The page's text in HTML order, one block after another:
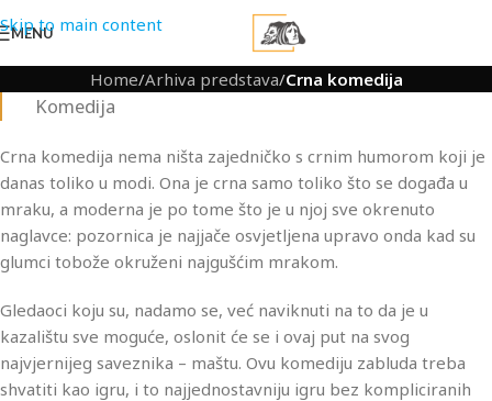
Skip to main content
MENU
Home/Arhiva predstava/Crna komedija
Komedija
Crna komedija nema ništa zajedničko s crnim humorom koji je
danas toliko u modi. Ona je crna samo toliko što se događa u
mraku, a moderna je po tome što je u njoj sve okrenuto
naglavce: pozornica je najjače osvjetljena upravo onda kad su
glumci tobože okruženi najgušćim mrakom.
Gledaoci koju su, nadamo se, već naviknuti na to da je u
kazalištu sve moguće, oslonit će se i ovaj put na svog
najvjernijeg saveznika – maštu. Ovu komediju zabluda treba
shvatiti kao igru, i to najjednostavniju igru bez kompliciranih